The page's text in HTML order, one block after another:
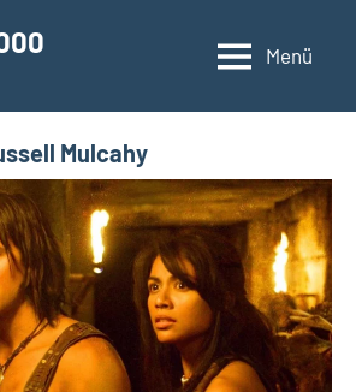
Menü
Mulcahy